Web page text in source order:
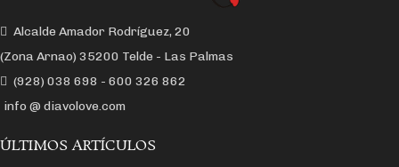
Alcalde Amador Rodríguez, 20
(Zona Arnao) 35200 Telde - Las Palmas
(928) 038 698 - 600 326 862
info @ diavolove.com
ÚLTIMOS ARTÍCULOS